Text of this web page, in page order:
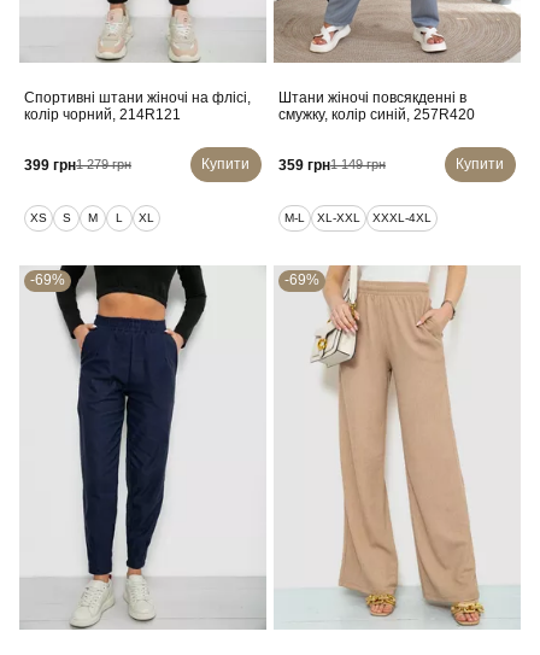
Спортивні штани жіночі на флісі,
колір чорний, 214R121
399 грн1 279 грн Купити
XS S M L XL
Штани жіночі повсякденні в
смужку, колір синій, 257R420
359 грн1 149 грн Купити
M-L XL-XXL XXXL-4XL
-69% -69%